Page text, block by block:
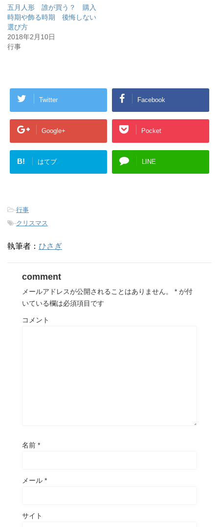
五月人形 誰が買う？ 購入
時期や飾る時期 後悔しない
選び方
2018年2月10日
行事
Twitter Facebook
Google+ Pocket
B! はてブ LINE
-行事
-クリスマス
執筆者： ひさぎ
comment
メールアドレスが公開されることはありません。 * が付
いている欄は必須項目です
コメント
名前 *
メール *
サイト